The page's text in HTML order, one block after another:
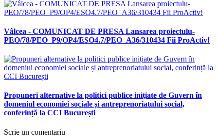
Vâlcea - COMUNICAT DE PRESA Lansarea proiectulu-
PEO/78/PEO_P9/OP4/ESO4.7/PEO_A36/310434 Fii ProActiv!
Propuneri alternative la politici publice inițiate de Guvern în
domeniul economiei sociale și antreprenoriatului social,
conferință la CCI București
Scrie un comentariu